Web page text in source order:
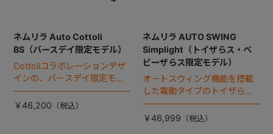
ネムリラ Auto Cottoli
BS（バースデイ限定モデル）
Cottoliコラボレーションデザ
インの、バースデイ限定モデ
ル。
￥46,200
ネムリラ AUTO SWING
Simplight（トイザらス・ベ
ビーザらス限定モデル）
オートスウィング機能を搭載
した電動タイプのトイザら
ス・ベビーザらス限定モデ
ル。
￥46,999